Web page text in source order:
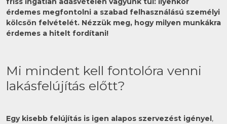
érdemes megfontolni a szabad felhasználású személyi
kölcsön felvételét. Nézzük meg, hogy milyen munkákra
érdemes a hitelt fordítani!
Mi mindent kell fontolóra venni
lakásfelújítás előtt?
Egy kisebb felújítás is igen alapos szervezést igényel,